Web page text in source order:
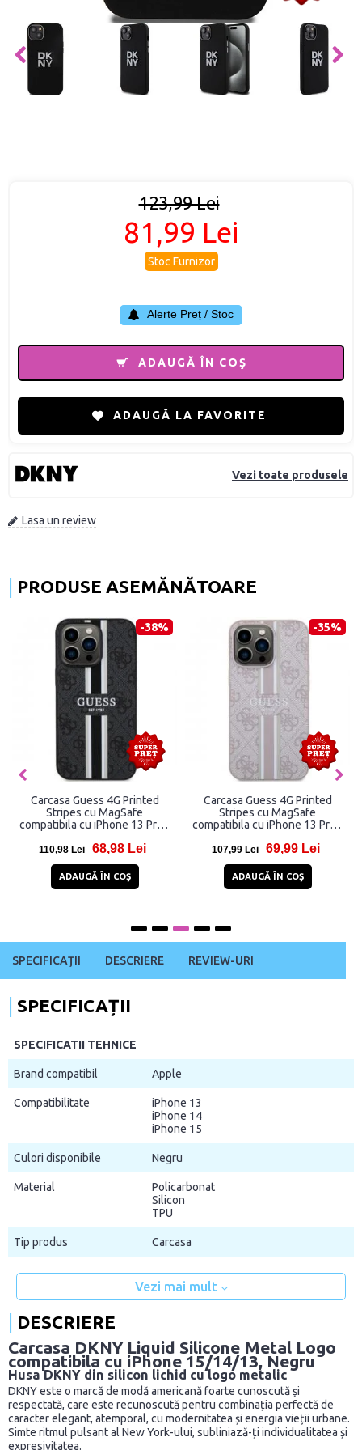
Vezi toate produsele
Lasa un review
123,99 Lei
81,99 Lei
Stoc Furnizor
Alerte Preț / Stoc
ADAUGĂ ÎN COŞ
ADAUGĂ LA FAVORITE
PRODUSE ASEMĂNĂTOARE
-38%
Carcasa Guess 4G Printed
Stripes cu MagSafe
compatibila cu iPhone 13 Pro /
110,98 Lei 68,98 Lei
ADAUGĂ ÎN COŞ
-35%
Carcasa Guess 4G Printed
Stripes cu MagSafe
compatibila cu iPhone 13 Pro /
107,99 Lei 69,99 Lei
ADAUGĂ ÎN COŞ
SPECIFICAȚII DESCRIERE REVIEW-URI
SPECIFICAȚII
SPECIFICATII TEHNICE
Brand compatibil Apple
Compatibilitate
iPhone 13
iPhone 14
iPhone 15
Culori disponibile Negru
Material
Policarbonat
Silicon
TPU
Tip produs Carcasa
Vezi mai mult
DESCRIERE
Carcasa DKNY Liquid Silicone Metal Logo
compatibila cu iPhone 15/14/13, Negru
Husa DKNY din silicon lichid cu logo metalic
DKNY este o marcă de modă americană foarte cunoscută și
respectată, care este recunoscută pentru combinația perfectă de
caracter elegant, atemporal, cu modernitatea și energia vieții urbane.
Simte ritmul pulsant al New York-ului, subliniază-ți individualitatea și
expresivitatea.